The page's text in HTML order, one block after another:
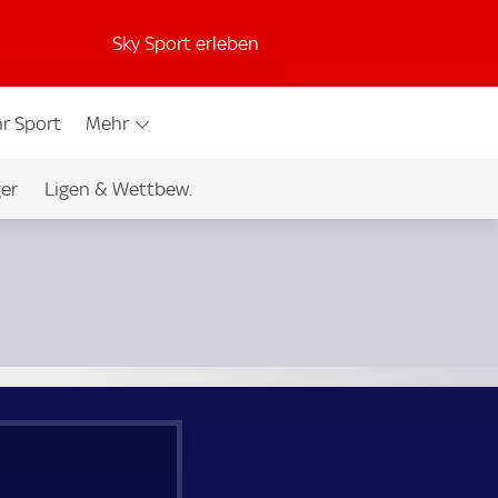
Sky Sport erleben
Sport Mehr
Ligen & Wettbew.